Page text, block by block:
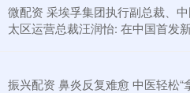
微配资 采埃孚集团执行副总裁、
太区运营总裁汪润怡: 在中国首发
振兴配资 鼻炎反复难愈 中医轻松“